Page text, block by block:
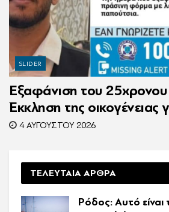
SLIDER
Εξαφάνιση του 25χρονου
Έκκληση της οικογένειας
στον εντοπισμό του
4 ΑΥΓΟΎΣΤΟΥ 2026
ΤΕΛΕΥΤΑΙΑ ΑΡΘΡΑ
Ρόδος: Αυτό είναι